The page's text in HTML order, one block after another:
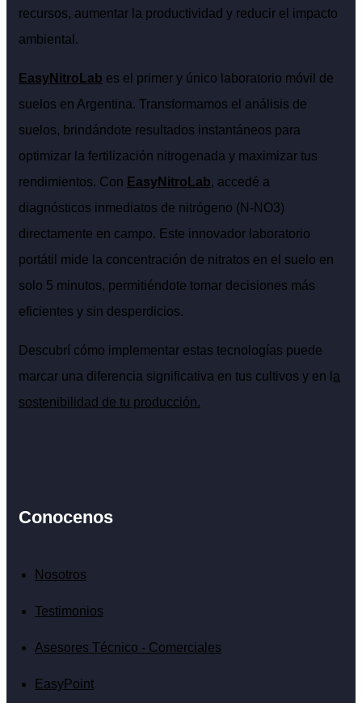
recursos, aumentar la productividad y reducir el impacto
ambiental.
EasyNitroLab es el primer y único laboratorio móvil de
suelos en Argentina. Transformamos el análisis de
suelos, brindándote resultados instantáneos para
optimizar la fertilización nitrogenada y maximizar tus
rendimientos. Con EasyNitroLab, accedé a
diagnósticos inmediatos de nitrógeno (N-NO3)
directamente en campo. Este innovador laboratorio
portátil mide la concentración de nitratos en el suelo en
solo 5 minutos, permitiéndote tomar decisiones más
eficientes y sin desperdicios.
Descubrí cómo implementar estas tecnologías puede
marcar una diferencia significativa en tus cultivos y en l a
sostenibilidad de tu producción.
Conocenos
Nosotros
Testimonios
Asesores Técnico - Comerciales
EasyPoint